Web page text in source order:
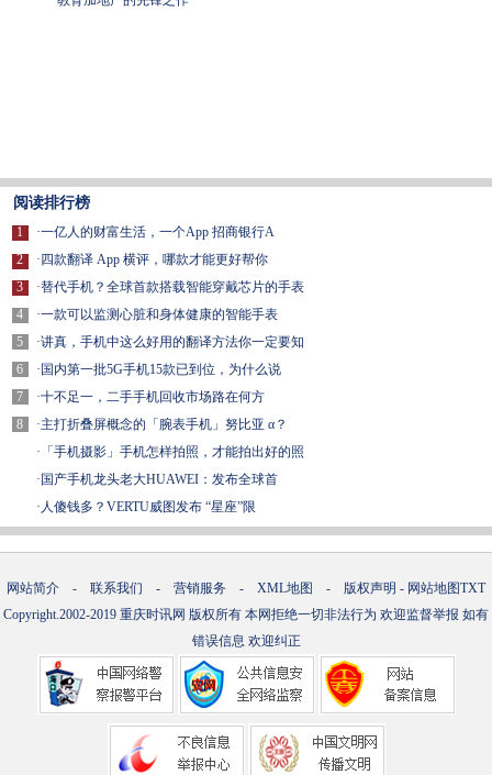
阅读排行榜
1
2
3
4
5
6
7
8
·一亿人的财富生活，一个App 招商银行A
· 四款翻译 App 横评，哪款才能更好帮你
·替代手机？全球首款搭载智能穿戴芯片的手表
·一款可以监测心脏和身体健康的智能手表
·讲真，手机中这么好用的翻译方法你一定要知
· 国内第一批5G手机15款已到位，为什么说
·十不足一，二手手机回收市场路在何方
·主打折叠屏概念的「腕表手机」努比亚 α？
· 「手机摄影」手机怎样拍照，才能拍出好的照
· 国产手机龙头老大HUAWEI：发布全球首
· 人傻钱多？VERTU威图发布 “星座”限
网站简介 - 联系我们 - 营销服务 - XML地图 - 版权声明 - 网站地图TXT
Copyright.2002-2019 重庆时讯网 版权所有 本网拒绝一切非法行为 欢迎监督举报 如有
错误信息 欢迎纠正